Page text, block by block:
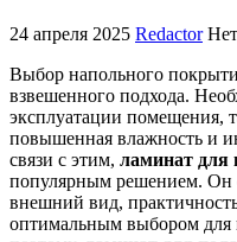
24 апреля 2025 Redactor
Выбор напольного
взвешенного подхода.
эксплуатации помещения,
повышенная влажность и
связи с этим, ламинат для
популярным решением. Он
внешний вид,
оптимальным выбором